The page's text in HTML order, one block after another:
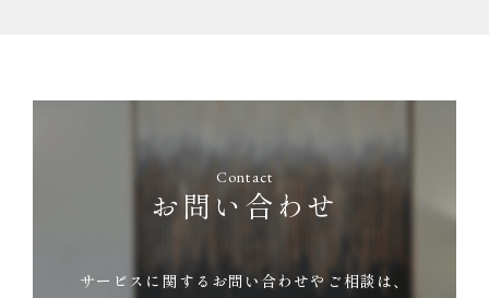
Contact
お問い合わせ
サービスに関するお問い合わせやご相談は、